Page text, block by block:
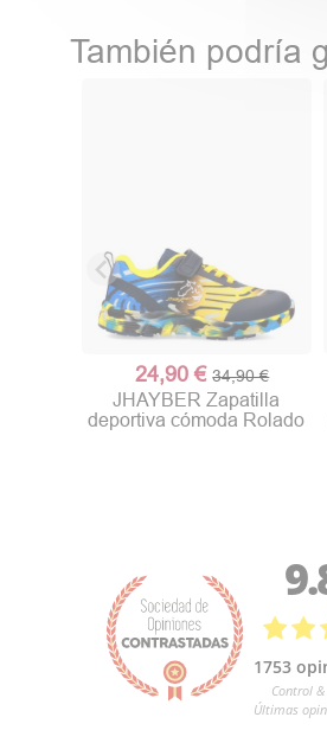
También podría
24,90 €34,90 €
JHAYBER Zapatilla
deportiva cómoda Rolado